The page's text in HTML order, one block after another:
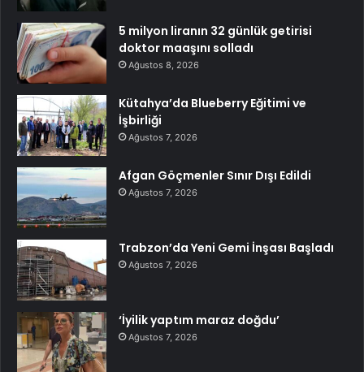
5 milyon liranın 32 günlük getirisi
doktor maaşını solladı
Ağustos 8, 2026
Kütahya’da Blueberry Eğitimi ve
İşbirliği
Ağustos 7, 2026
Afgan Göçmenler Sınır Dışı Edildi
Ağustos 7, 2026
Trabzon’da Yeni Gemi İnşası Başladı
Ağustos 7, 2026
‘İyilik yaptım maraz doğdu’
Ağustos 7, 2026